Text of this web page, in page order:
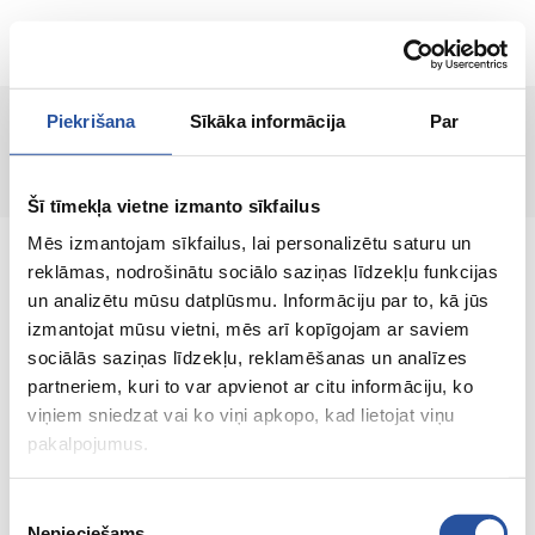
Piekrišana Sīkāka informācija Par
Šī tīmekļa vietne izmanto sīkfailus
Mēs izmantojam sīkfailus, lai personalizētu saturu un
reklāmas, nodrošinātu sociālo saziņas līdzekļu funkcijas
un analizētu mūsu datplūsmu. Informāciju par to, kā jūs
izmantojat mūsu vietni, mēs arī kopīgojam ar saviem
sociālās saziņas līdzekļu, reklamēšanas un analīzes
partneriem, kuri to var apvienot ar citu informāciju, ko
viņiem sniedzat vai ko viņi apkopo, kad lietojat viņu
pakalpojumus.
EN
Page not found!
An online store with great prices and quality
products, where customer satisfaction is our
main value.
Everything for your home and
garden!